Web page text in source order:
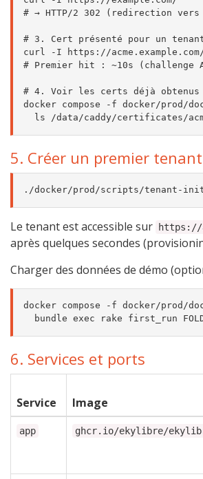
# → HTTP/2 302 (redirection
# 3. Cert présenté pour un
curl -I https://
# Premier hit : ~10s (challenge
# 4. Voir les certs déjà obtenus
docker compose -f docker/prod/
5. Créer un premier tenant
Le tenant est accessible sur https://
après quelques secondes
Charger des données de démo
docker compose -f docker/prod/
6. Services et ports
Service Image
app ghcr.io/ekylibre/